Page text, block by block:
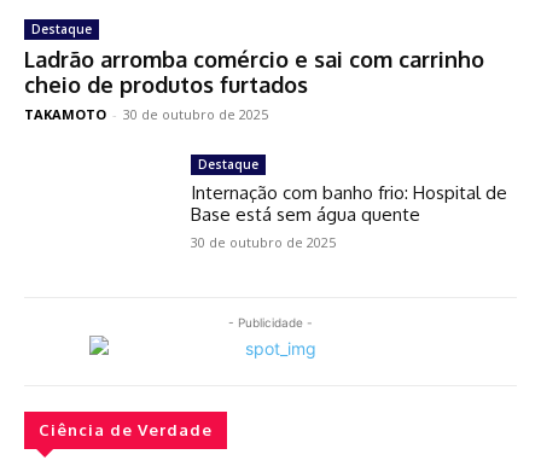
Destaque
Ladrão arromba comércio e sai com carrinho
cheio de produtos furtados
TAKAMOTO - 30 de outubro de 2025
Destaque
Internação com banho frio: Hospital de
Base está sem água quente
30 de outubro de 2025
- Publicidade -
Ciência de Verdade